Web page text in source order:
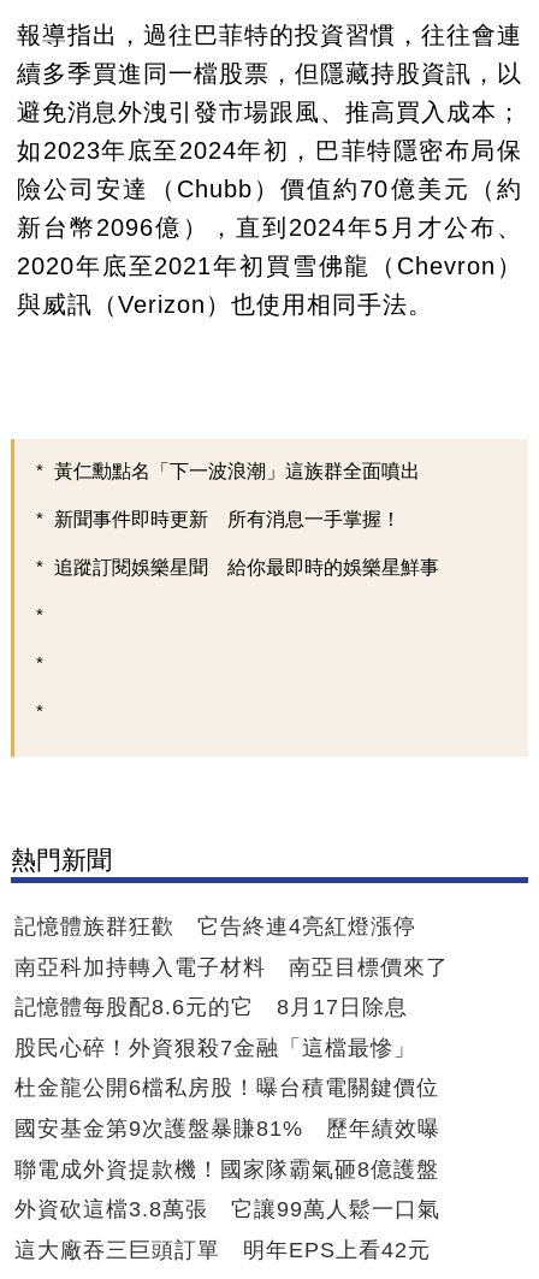
報導指出，過往巴菲特的投資習慣，往往會連
續多季買進同一檔股票，但隱藏持股資訊，以
避免消息外洩引發市場跟風、推高買入成本；
如2023年底至2024年初，巴菲特隱密布局保
險公司安達（Chubb）價值約70億美元（約
新台幣2096億），直到2024年5月才公布、
2020年底至2021年初買雪佛龍（Chevron）
與威訊（Verizon）也使用相同手法。
黃仁勳點名「下一波浪潮」這族群全面噴出
新聞事件即時更新 所有消息一手掌握！
追蹤訂閱娛樂星聞 給你最即時的娛樂星鮮事
熱門新聞
記憶體族群狂歡 它告終連4亮紅燈漲停
南亞科加持轉入電子材料 南亞目標價來了
記憶體每股配8.6元的它 8月17日除息
股民心碎！外資狠殺7金融「這檔最慘」
杜金龍公開6檔私房股！曝台積電關鍵價位
國安基金第9次護盤暴賺81% 歷年績效曝
聯電成外資提款機！國家隊霸氣砸8億護盤
外資砍這檔3.8萬張 它讓99萬人鬆一口氣
這大廠吞三巨頭訂單 明年EPS上看42元